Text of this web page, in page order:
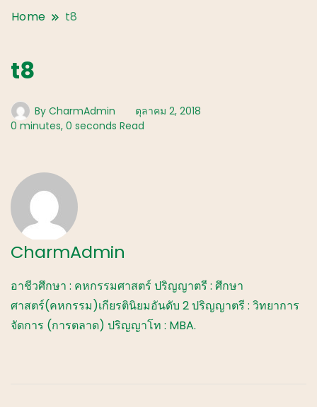
Home t8
t8
By CharmAdmin
ตุลาคม 2, 2018
0 minutes, 0 seconds Read
CharmAdmin
อาชีวศึกษา : คหกรรมศาสตร์ ปริญญาตรี : ศึกษา
ศาสตร์(คหกรรม)เกียรตินิยมอันดับ 2 ปริญญาตรี : วิทยาการ
จัดการ (การตลาด) ปริญญาโท : MBA.